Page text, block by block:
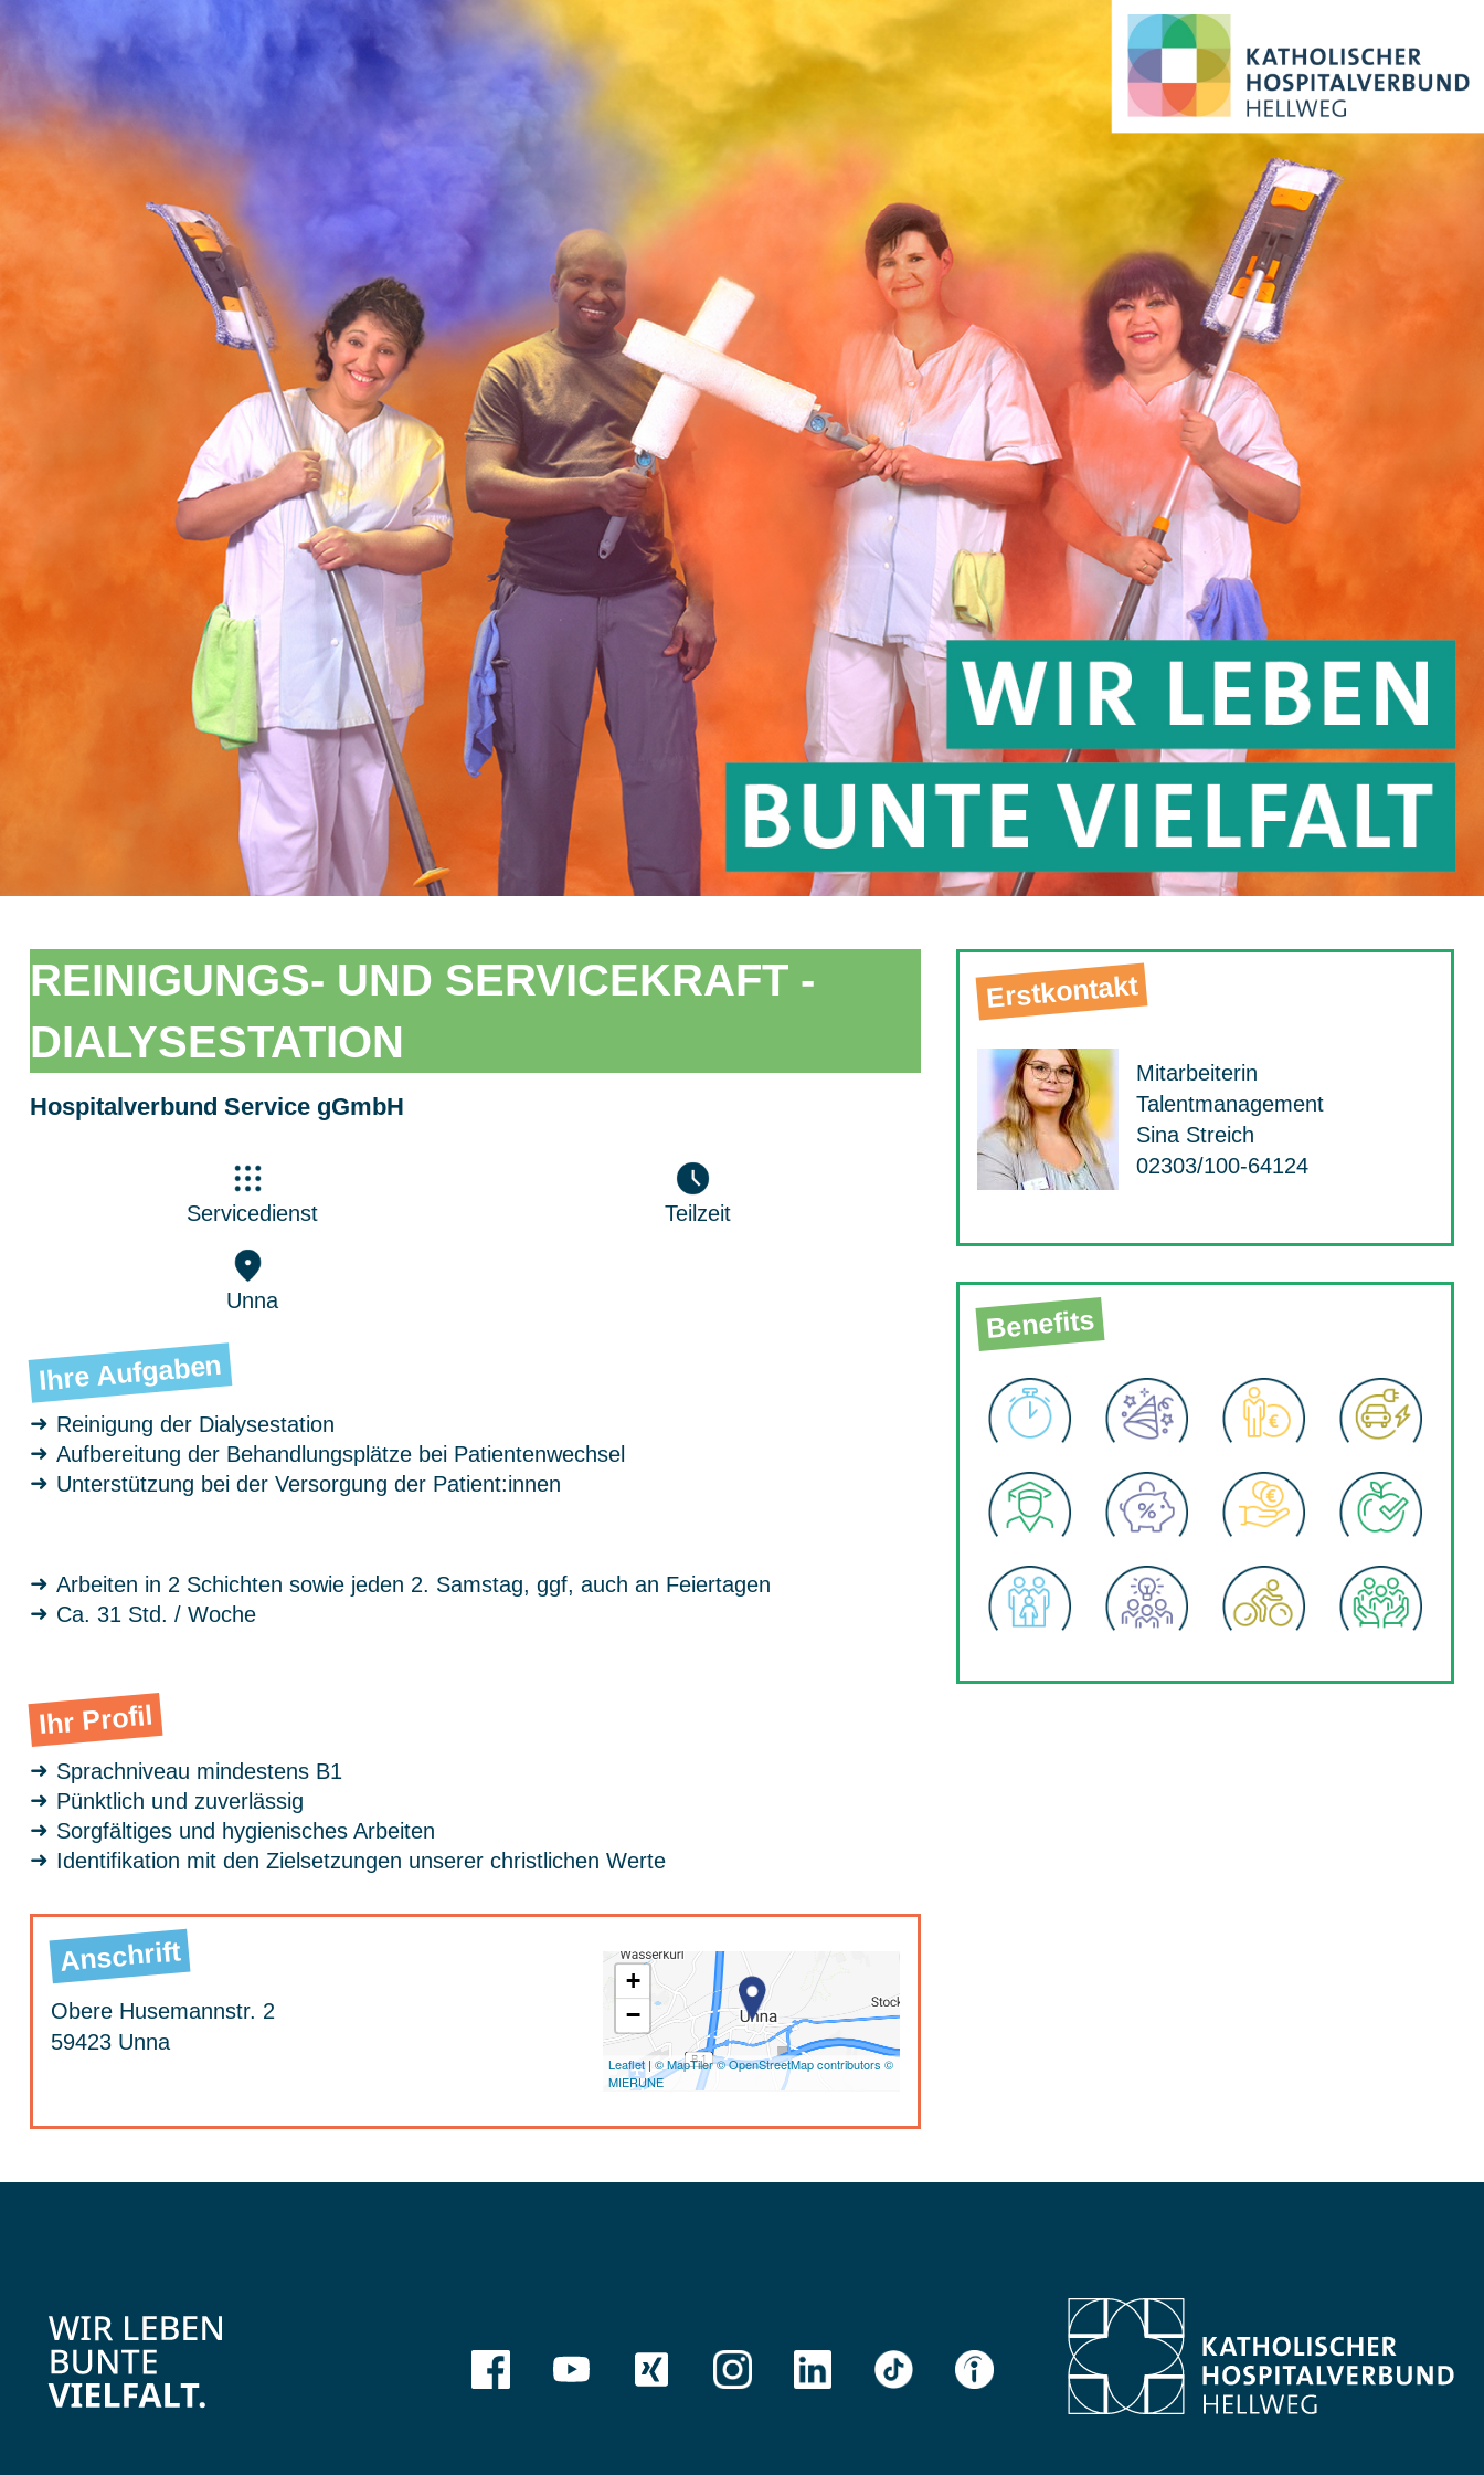
REINIGUNGS- UND SERVICEKRAFT -
DIALYSESTATION
Hospitalverbund Service gGmbH
Servicedienst Teilzeit
Unna
Ihre Aufgaben
Reinigung der Dialysestation
Aufbereitung der Behandlungsplätze bei Patientenwechsel
Unterstützung bei der Versorgung der Patient:innen
Arbeiten in 2 Schichten sowie jeden 2. Samstag, ggf, auch an Feiertagen
Ca. 31 Std. / Woche
Ihr Profil
Sprachniveau mindestens B1
Pünktlich und zuverlässig
Sorgfältiges und hygienisches Arbeiten
Identifikation mit den Zielsetzungen unserer christlichen Werte
Anschrift
Obere Husemannstr. 2
59423 Unna
Erstkontakt
Mitarbeiterin
Talentmanagement
Sina Streich
02303/100-64124
Benefits